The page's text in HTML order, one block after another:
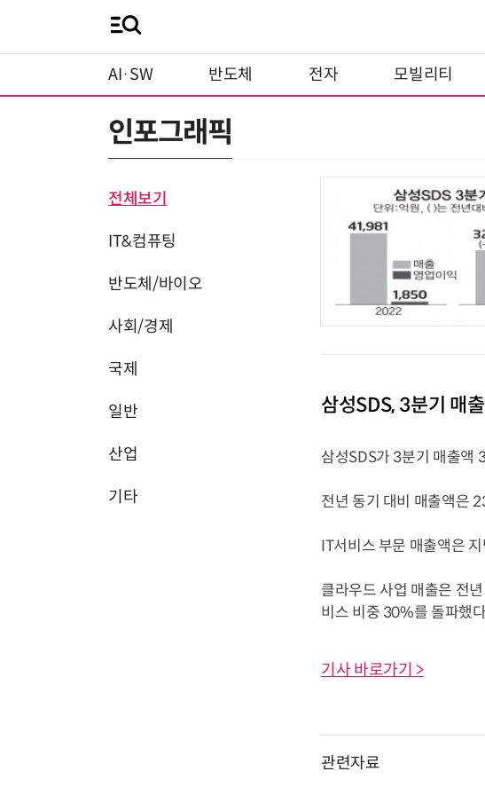
AI·SW 반도체 전자 모빌리티
인포그래픽
전체보기
IT&컴퓨팅
반도체/바이오
사회/경제
국제
일반
산업
기타
삼성SDS, 3분기 매
삼성SDS가 3분기 매출액
전년 동기 대비 매출액은
IT서비스 부문 매출액은
클라우드 사업 매출은 전
비스 비중 30%를 돌파했
기사 바로가기 >
관련자료